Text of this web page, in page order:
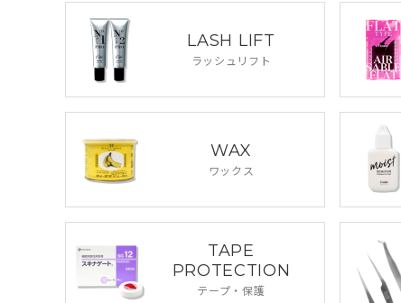
LASH LIFT
ラッシュリフト
WAX
ワックス
TAPE
PROTECTION
テープ・保護